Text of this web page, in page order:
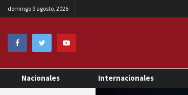
domingo 9 agosto, 2026
Nacionales Internacionales